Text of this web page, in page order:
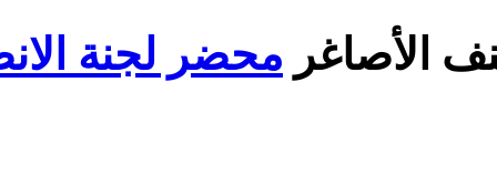
محضر لجنة الانضباط رقم